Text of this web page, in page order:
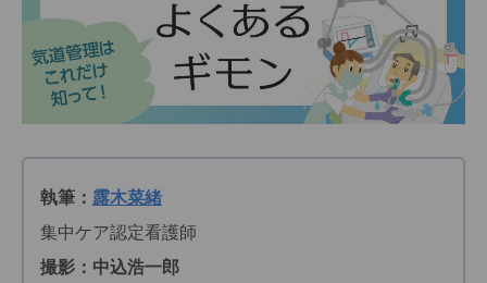
執筆： 露木菜緒
集中ケア認定看護師
撮影：中込浩一郎